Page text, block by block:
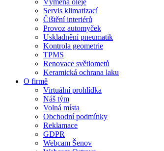
Servis klimatizací
Čištění interiérů
Provoz automyček
Uskladnění pneumatik
Kontrola geometrie
TPMS
Renovace světlometů
Keramická ochrana laku
O firmě
Virtuální prohlídka
Náš tým
Volná místa
Obchodní podmínky
Reklamace
GDPR
Webcam Šenov